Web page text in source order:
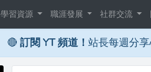
學習資源 職涯發展 社群交流
🔴 訂閱 YT 頻道！ 站長每週分